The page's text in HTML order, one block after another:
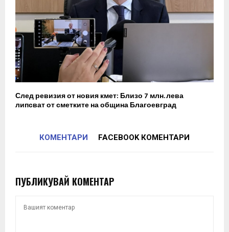
След ревизия от новия кмет: Близо 7 млн. лева
липсват от сметките на община Благоевград
КОМЕНТАРИ FACEBOOK КОМЕНТАРИ
ПУБЛИКУВАЙ КОМЕНТАР